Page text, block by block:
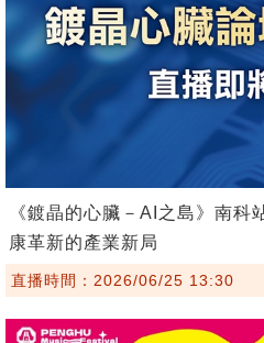
《鍍晶的心臟－AI之島》南科
康革新的產業新局
直播時間：2026/06/25 13:30